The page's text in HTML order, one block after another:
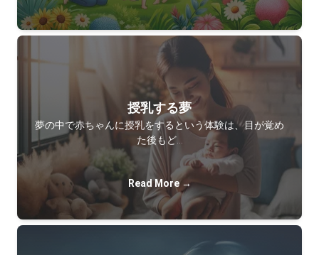
授乳する夢
夢の中で赤ちゃんに授乳をするという体験は、目が覚め
た後もど…
Read More →